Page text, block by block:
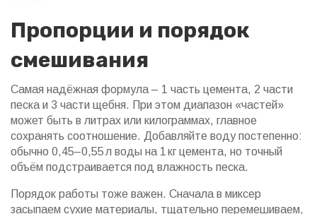
Пропорции и порядок
смешивания
Самая надёжная формула – 1 часть цемента, 2 части
песка и 3 части щебня. При этом диапазон «частей»
может быть в литрах или килограммах, главное
сохранять соотношение. Добавляйте воду постепенно:
обычно 0,45–0,55 л воды на 1 кг цемента, но точный
объём подстраивается под влажность песка.
Порядок работы тоже важен. Сначала в миксер
засыпаем сухие материалы, тщательно перемешиваем,